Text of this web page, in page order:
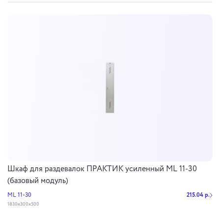
Шкаф для раздевалок ПРАКТИК усиленный ML 11-30
(базовый модуль)
ML 11-30 215.04 р.
1830x300x500